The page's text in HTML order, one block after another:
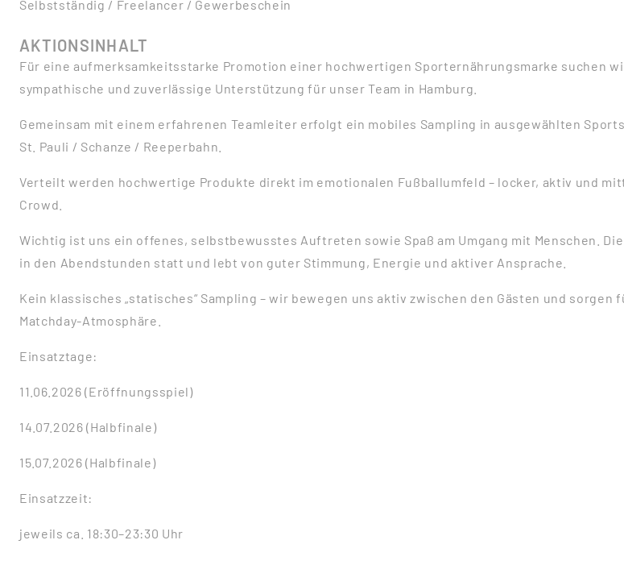
Selbstständig / Freelancer / Gewerbeschein
AKTIONSINHALT
Für eine aufmerksamkeitsstarke Promotion einer hochwertigen Sporternährungsmarke suchen
sympathische und zuverlässige Unterstützung für unser Team in Hamburg.
Gemeinsam mit einem erfahrenen Teamleiter erfolgt ein mobiles Sampling in ausgewählten
St. Pauli / Schanze / Reeperbahn.
Verteilt werden hochwertige Produkte direkt im emotionalen Fußballumfeld – locker, aktiv und
Crowd.
Wichtig ist uns ein offenes, selbstbewusstes Auftreten sowie Spaß am Umgang mit Menschen.
in den Abendstunden statt und lebt von guter Stimmung, Energie und aktiver Ansprache.
Kein klassisches „statisches“ Sampling – wir bewegen uns aktiv zwischen den Gästen und sorgen
Matchday-Atmosphäre.
Einsatztage:
11.06.2026 (Eröffnungsspiel)
14.07.2026 (Halbfinale)
15.07.2026 (Halbfinale)
Einsatzzeit:
jeweils ca. 18:30–23:30 Uhr